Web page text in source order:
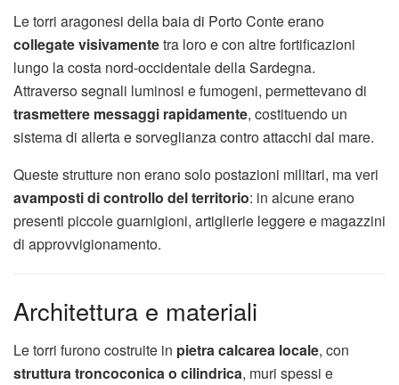
Le torri aragonesi della baia di Porto Conte erano
collegate visivamentetra loro e con altre fortificazioni
lungo la costa nord-occidentale della Sardegna.
Attraverso segnali luminosi e fumogeni, permettevano di
trasmettere messaggi rapidamente, costituendo un
sistema di allerta e sorveglianza contro attacchi dal mare.
Queste strutture non erano solo postazioni militari, ma veri
avamposti di controllo del territorio: in alcune erano
presenti piccole guarnigioni, artiglierie leggere e magazzini
di approvvigionamento.
Architettura e materiali
Le torri furono costruite in pietra calcarea locale, con
struttura troncoconica o cilindrica, muri spessi e